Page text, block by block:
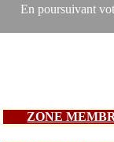
En poursuivant
ZONE